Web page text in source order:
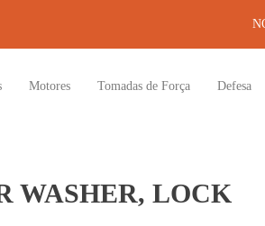
Motores Tomadas de Força Defesa
WASHER, LOCK